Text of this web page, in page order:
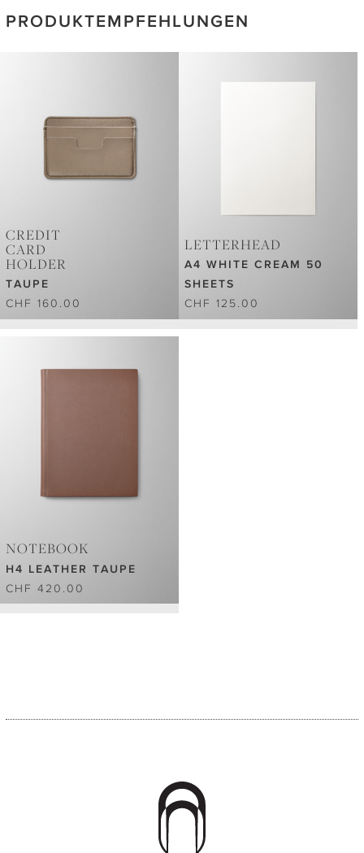
PRODUKTEMPFEHLUNGEN
CREDIT
CARD
HOLDER
TAUPE
CHF 160.00
LETTERHEAD
A4 WHITE CREAM 50
SHEETS
CHF 125.00
NOTEBOOK
H4 LEATHER TAUPE
CHF 420.00